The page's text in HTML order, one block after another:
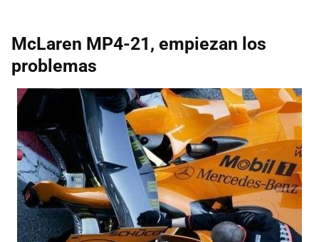
McLaren MP4-21, empiezan los
problemas